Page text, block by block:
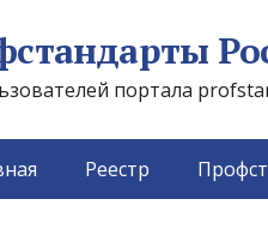
портала
Реестр